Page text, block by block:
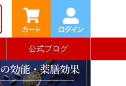
公式ブログ